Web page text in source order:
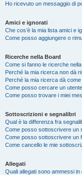
Ho ricevuto un messaggio di
Amici e ignorati
Che cos’è la mia lista amici e
Come posso aggiungere o
Ricerche nella Board
Come si fanno le ricerche
Perché la mia ricerca non dà
Perché la mia ricerca dà
Come posso cercare un
Come posso trovare i miei
Sottoscrizioni e segnalibri
Qual è la differenza fra
Come posso sottoscrivere un
Come posso sottoscrivere un
Come cancello le mie
Allegati
Quali allegati sono ammessi in